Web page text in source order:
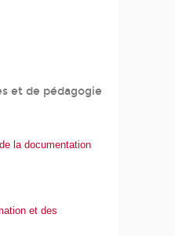
et de pédagogie
la documentation
et des